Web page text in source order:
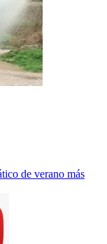
de verano más